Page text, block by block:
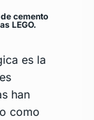
cemento
LEGO.
es la
han
como